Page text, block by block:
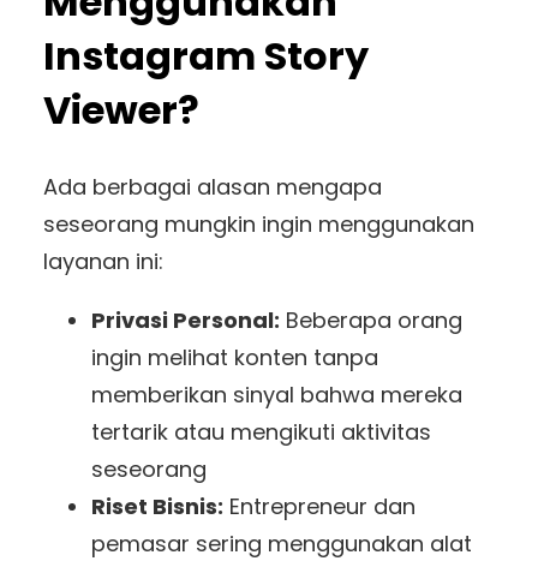
Instagram Story
Viewer?
Ada berbagai alasan mengapa
seseorang mungkin ingin menggunakan
layanan ini:
Privasi Personal: Beberapa orang
ingin melihat konten tanpa
memberikan sinyal bahwa mereka
tertarik atau mengikuti aktivitas
seseorang
Riset Bisnis: Entrepreneur dan
pemasar sering menggunakan alat